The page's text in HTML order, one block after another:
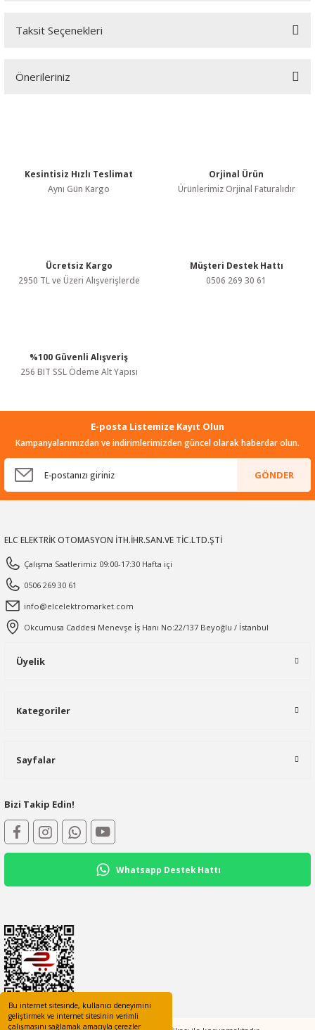
Bu internet sitesinde, kullanıcı deneyimini
geliştirmek ve internet sitesinin verimli
çalışmasını sağlamak amacıyla çerezler
Bu ürüne ilk yorumu siz yapın!
Taksit Seçenekleri
Önerileriniz
Ürün resmi kalitesiz, bozuk veya görüntülenemiyor.
Bu ürüne benzer farklı alternatifler olmalı.
Kesintisiz Hızlı Teslimat
Aynı Gün Kargo
Orjinal Ürün
Ürünlerimiz Orjinal Faturalıdır
Ücretsiz Kargo
2950 TL ve Üzeri Alışverişlerde
Müşteri Destek Hattı
0506 269 30 61
%100 Güvenli Alışveriş
256 BIT SSL Ödeme Alt Yapısı
E-posta Listemize Kayıt Olun
Kampanyalarımızdan ve indirimlerimizden güncel olarak haberdar olun.
GÖNDER
ELC ELEKTRİK OTOMASYON İTH.İHR.SAN.VE TİC.LTD.ŞTİ
Çalışma Saatlerimiz 09:00-17:30 Hafta içi
0506 269 30 61
info@elcelektromarket.com
Okcumusa Caddesi Menevşe İş Hanı No:22/137 Beyoğlu / İstanbul
Üyelik
Kategoriler
Sayfalar
Bizi Takip Edin!
Whatsapp Destek Hattı